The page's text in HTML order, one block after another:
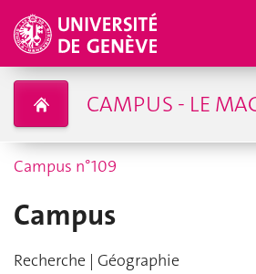
CAMPUS - LE
Campus n°109
Campus
Recherche | Géographie